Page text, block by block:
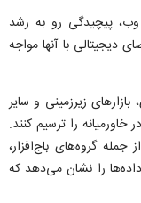
پیچیدگی رو به رشد
با آنها مواجه
زیرزمینی و سایر
را ترسیم کنند.
گروه‌های باج‌افزار،
را نشان می‌دهد که